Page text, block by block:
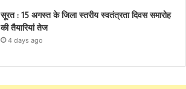
सूरत : 15 अगस्त के जिला स्तरीय स्वतंत्रता दिवस समारोह
की तैयारियां तेज
4 days ago